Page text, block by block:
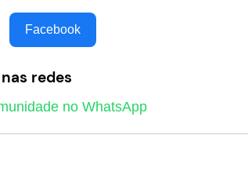
Facebook
redes
no WhatsApp